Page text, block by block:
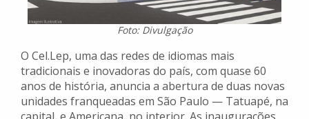
Foto: Divulgação
O Cel.Lep, uma das redes de idiomas mais
tradicionais e inovadoras do país, com quase 60
anos de história, anuncia a abertura de duas novas
unidades franqueadas em São Paulo — Tatuapé, na